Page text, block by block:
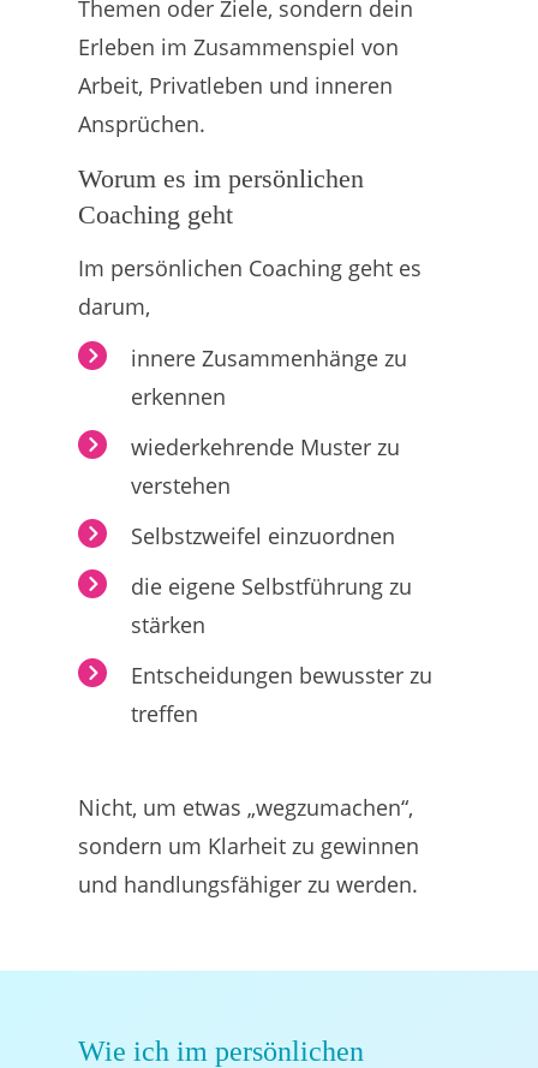
Themen oder Ziele, sondern dein
Erleben im Zusammenspiel von
Arbeit, Privatleben und inneren
Ansprüchen.
Worum es im persönlichen
Coaching geht
Im persönlichen Coaching geht es
darum,
innere Zusammenhänge zu
erkennen
wiederkehrende Muster zu
verstehen
Selbstzweifel einzuordnen
die eigene Selbstführung zu
stärken
Entscheidungen bewusster zu
treffen
Nicht, um etwas „wegzumachen“,
sondern um Klarheit zu gewinnen
und handlungsfähiger zu werden.
Wie ich im persönlichen